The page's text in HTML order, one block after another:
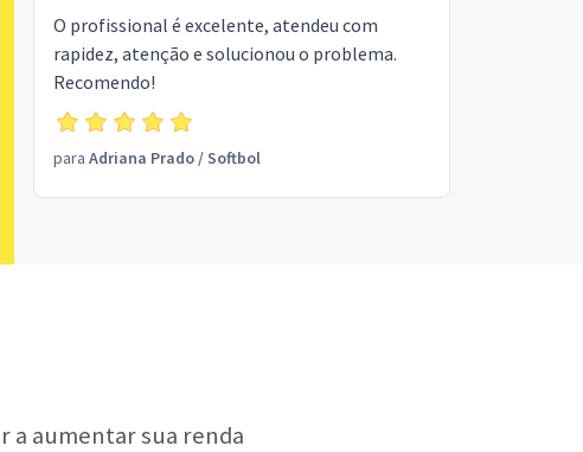
O profissional é excelente, atendeu com
rapidez, atenção e solucionou o problema.
Recomendo!
para Adriana Prado/Softbol
a aumentar sua renda